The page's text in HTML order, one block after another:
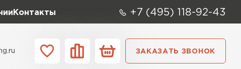
Контакты +7 (495) 118-92-43
ЗАКАЗАТЬ ЗВОНОК